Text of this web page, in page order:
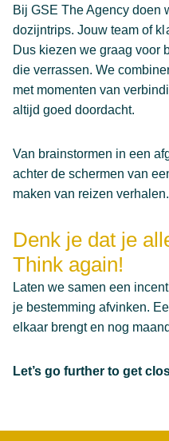
Bij GSE The Agency doen
dozijntrips. Jouw team of
Dus kiezen we graag voor
die verrassen. We
met momenten van
altijd goed doordacht.
Van brainstormen in een
achter de schermen van
maken van reizen verhalen.
Denk je dat je
Think again!
Laten we samen een
je bestemming afvinken.
elkaar brengt en nog
Let’s go further to get